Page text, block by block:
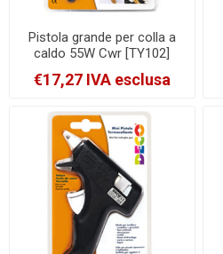
Pistola grande per colla a
caldo 55W Cwr [TY102]
€17,27 IVA esclusa